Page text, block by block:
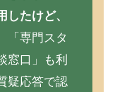
たけど、
「専門スタ
窓口」も利
疑応答で認